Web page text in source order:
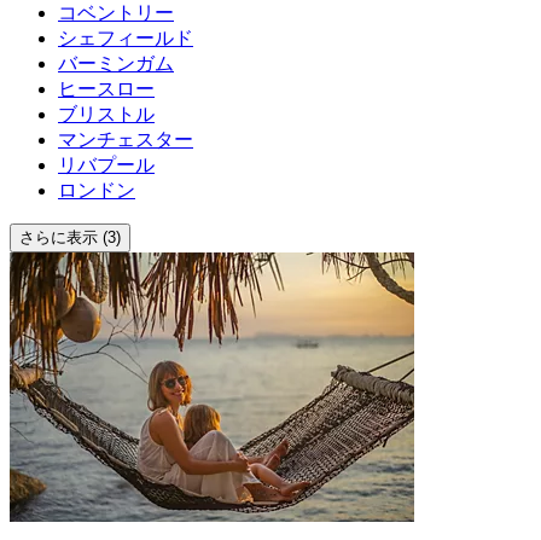
コベントリー
シェフィールド
バーミンガム
ヒースロー
ブリストル
マンチェスター
リバプール
ロンドン
さらに表示 (3)